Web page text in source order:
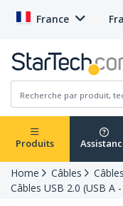
France
Produits
Home Câbles
Câbles USB 2.0 (USB A